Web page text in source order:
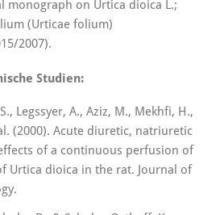
monograph on Urtica dioica L.;
(Urticae folium)
2007).
Studien:
Legssyer, A., Aziz, M., Mekhfi, H.,
(2000). Acute diuretic, natriuretic
of a continuous perfusion of
Urtica dioica in the rat. Journal of